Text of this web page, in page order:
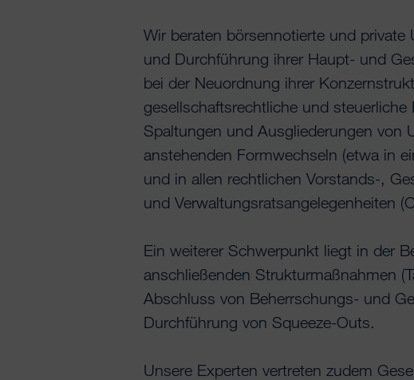
Wir beraten börsennotierte und private
und Durchführung ihrer Haupt- und
bei der Neuordnung ihrer
gesellschaftsrechtliche und
Spaltungen und Ausgliederungen von
anstehenden Formwechseln (etwa in
und in allen rechtlichen Vorstands-,
und Verwaltungsratsangelegenheiten
Ein weiterer Schwerpunkt liegt in der
anschließenden Strukturmaßnahmen
Abschluss von Beherrschungs- und
Durchführung von Squeeze-Outs.
Unsere Experten vertreten zudem